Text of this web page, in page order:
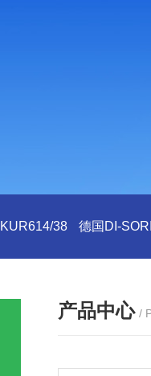
38 德国DI-
产品中心 /